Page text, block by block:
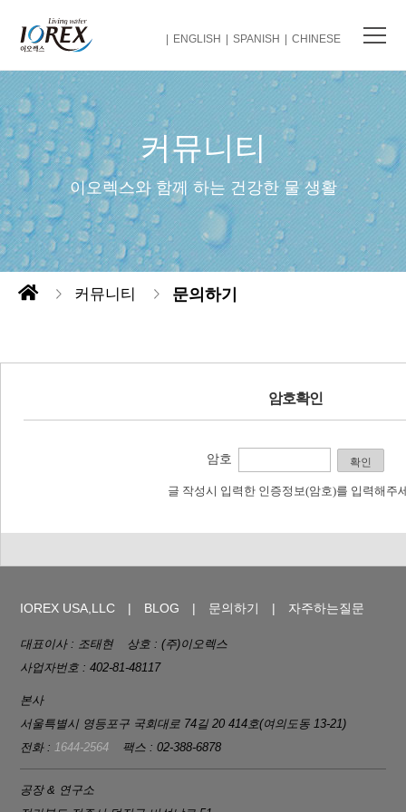
ENGLISH SPANISH CHINESE
커뮤니티
이오렉스와 함께 하는 건강한 물 생활
커뮤니티 문의하기
암호확인
암호 확인
글 작성시 입력한 인증정보(암호)를 입력해주
IOREX USA,LLC BLOG 문의하기 자주하는질문
대표이사 : 조태현
상호 : (주)이오렉스
사업자번호 : 402-81-48117
본사
서울특별시 영등포구 국회대로 74길 20 414호(여의도동 13-21)
전화 :1644-2564 팩스 : 02-388-6878
공장 & 연구소